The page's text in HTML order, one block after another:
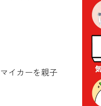
イカーを親子